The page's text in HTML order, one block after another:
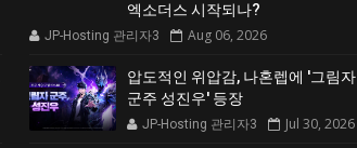
엑소더스 시작되나?
JP-Hosting 관리자3 Aug 06, 2026
압도적인 위압감, 나혼렙에 '그림자
군주 성진우' 등장
JP-Hosting 관리자3 Jul 30, 2026